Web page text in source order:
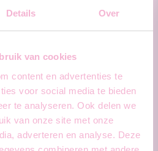
Details Over
van cookies
content en advertenties te
voor social media te bieden
te analyseren. Ook delen we
van onze site met onze
adverteren en analyse. Deze
ziemnych